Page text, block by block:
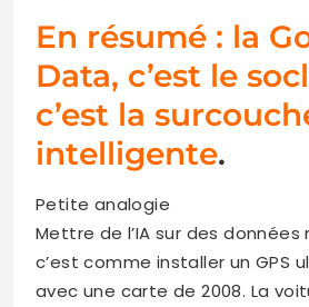
En résumé : la
Data, c’est le
c’est la
intelligente.
Petite analogie
Mettre de l’IA sur des données
c’est comme installer un GPS
avec une carte de 2008. La